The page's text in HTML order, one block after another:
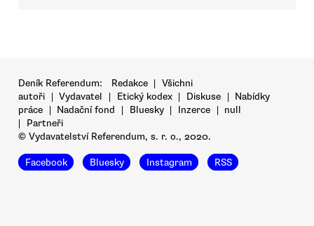
Deník Referendum: Redakce | Všichni
autoři | Vydavatel | Etický kodex | Diskuse | Nabídky
práce | Nadační fond | Bluesky | Inzerce | null
|
Partneři
© Vydavatelství Referendum, s. r. o., 2020.
Facebook Bluesky Instagram RSS